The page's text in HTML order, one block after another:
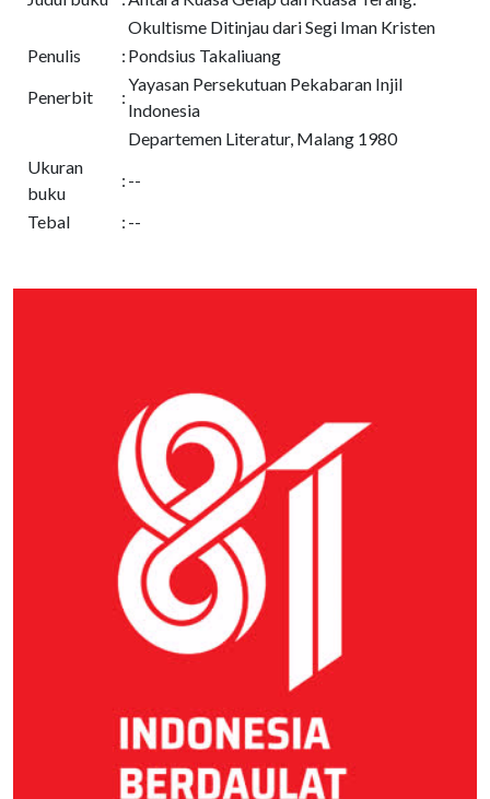
Okultisme Ditinjau dari Segi Iman Kristen
Penulis
: Pondsius Takaliuang
Penerbit
:
Yayasan Persekutuan Pekabaran Injil
Indonesia
Departemen Literatur, Malang 1980
Ukuran
buku
: --
Tebal
: --